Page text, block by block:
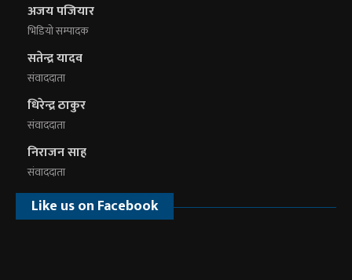
अजय पजियार
भिडियाे सम्पादक
सतेन्द्र यादव
संवाददाता
धिरेन्द्र ठाकुर
संवाददाता
निराजन साह
संवाददाता
Like us on Facebook